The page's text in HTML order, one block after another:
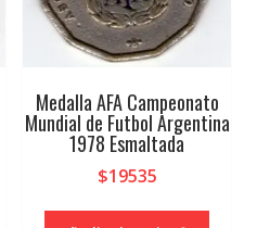
Medalla AFA Campeonato
Mundial de Futbol Argentina
1978 Esmaltada
$19535